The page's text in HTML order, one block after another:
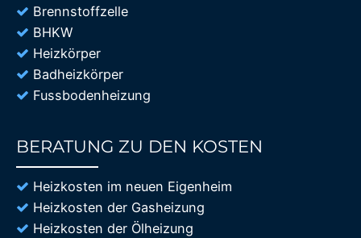
Brennstoffzelle
BHKW
Heizkörper
Badheizkörper
Fussbodenheizung
BERATUNG ZU DEN KOSTEN
Heizkosten im neuen Eigenheim
Heizkosten der Gasheizung
Heizkosten der Ölheizung